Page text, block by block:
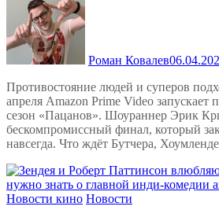
Роман Ковалев
Противостояние людей и суперов
апреля Amazon Prime Video запускает
сезон «Пацанов». Шоураннер Эрик
бескомпромиссный финал, который
навсегда. Что ждёт Бутчера,
Новости кино Новости